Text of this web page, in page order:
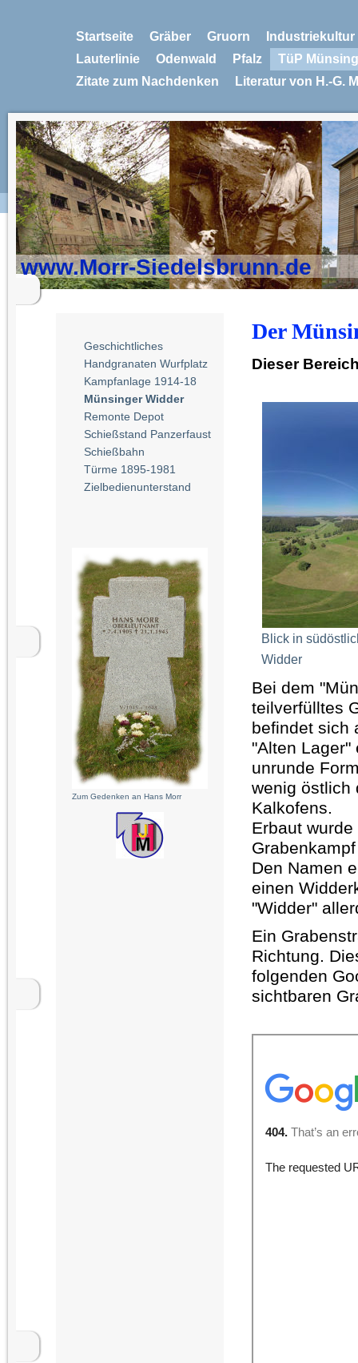
Startseite Gräber Gruorn
Industriekultur
Lauterlinie
Odenwald Pfalz
TüP
Zitate zum Nachdenken
Literatur von H.-G.
www.Morr-Siedelsbrunn.de
Geschichtliches
Handgranaten Wurfplatz
Kampfanlage 1914-18
Münsinger Widder
Remonte Depot
Schießstand Panzerfaust
Schießbahn
Türme 1895-1981
Zielbedienunterstand
Zum Gedenken an Hans Morr
Der
Dieser
Blick in
Widder
Bei dem
teilverfülltes
befindet sich
"Alten Lager"
unrunde
wenig östlich
Kalkofens.
Erbaut
Den Namen
einen
"Widder"
Ein
Richtung.
folgenden
sichtbaren